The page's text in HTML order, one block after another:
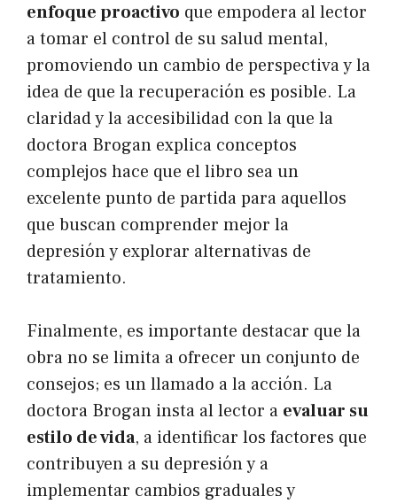
enfoque proactivo que empodera al lector
a tomar el control de su salud mental,
promoviendo un cambio de perspectiva y la
idea de que la recuperación es posible. La
claridad y la accesibilidad con la que la
doctora Brogan explica conceptos
complejos hace que el libro sea un
excelente punto de partida para aquellos
que buscan comprender mejor la
depresión y explorar alternativas de
tratamiento.
Finalmente, es importante destacar que la
obra no se limita a ofrecer un conjunto de
consejos; es un llamado a la acción. La
doctora Brogan insta al lector a evaluar su
estilo de vida, a identificar los factores que
contribuyen a su depresión y a
implementar cambios graduales y